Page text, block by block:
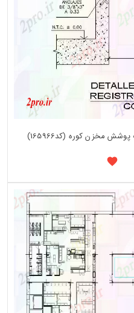
مخزن کوره (کد165966)